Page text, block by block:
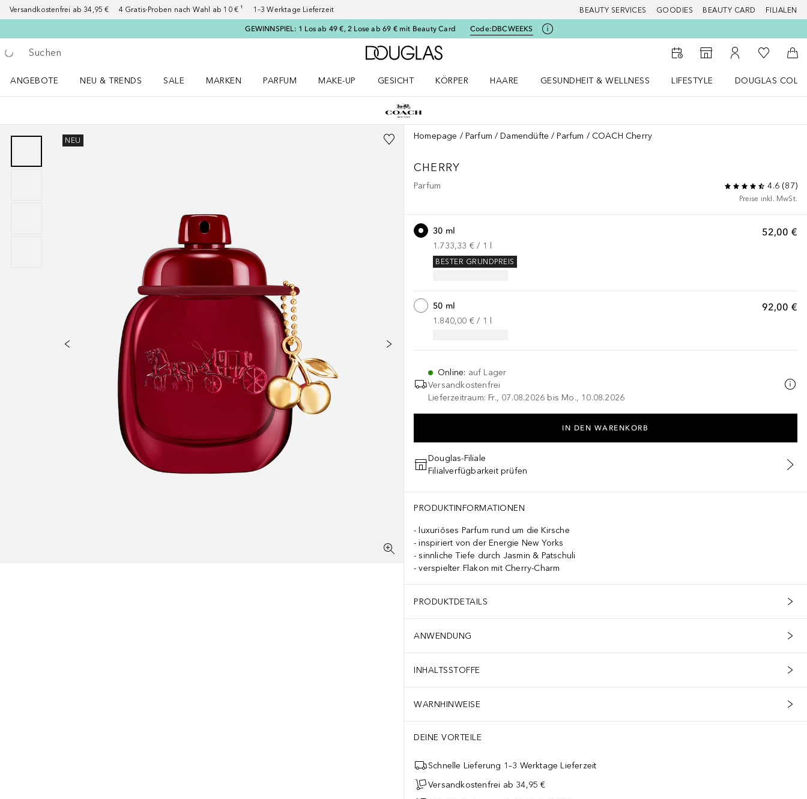
Versandkostenfrei ab 34,95 € 4 Gratis-Proben nach Wahl ab 10 € ¹ 1–3 Werktage Lieferzeit BEAUTY SERVICES GOODIES BEAUTY CARD FILIALEN
GEWINNSPIEL: 1 Los ab 49 €, 2 Lose ab 69 € mit Beauty Card Code:DBCWEEKS
Gehe zurück
Suche ausführen
Zur Douglas Startseite
Zum Storefinder
Zu Meinem
Zu Meiner
ANGEBOTE
NEU & TRENDS
SALE
MARKEN
PARFUM
MAKE-UP
GESICHT
KÖRPER
HAARE
GESUNDHEIT & WELLNESS
LIFESTYLE
DOUGLAS
NEU Homepage Parfum Damendüfte Parfum COACH Cherry
CHERRY
Parfum 4.6(87)
Preise inkl. MwSt.
52,00 €
30 ml
1.733,33 € / 1
BESTER GRUNDPREIS
92,00 €
50 ml
1.840,00 € / 1
Online: auf Lager
Versandkostenfrei
Lieferzeitraum: Fr., 07.08.2026 bis Mo., 10.08.2026
IN DEN WARENKORB
Douglas-Filiale
Filialverfügbarkeit prüfen
PRODUKTINFORMATIONEN
luxuriöses Parfum rund um die Kirsche
inspiriert von der Energie New Yorks
sinnliche Tiefe durch Jasmin & Patschuli
verspielter Flakon mit Cherry-Charm
PRODUKTDETAILS
ANWENDUNG
INHALTSSTOFFE
WARNHINWEISE
DEINE VORTEILE
Schnelle Lieferung 1–3 Werktage Lieferzeit
Versandkostenfrei ab 34,95 €